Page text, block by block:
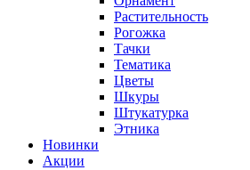
Растительность
Рогожка
Тачки
Тематика
Цветы
Шкуры
Штукатурка
Этника
Новинки
Акции